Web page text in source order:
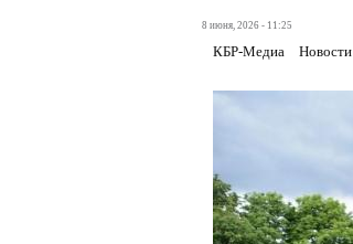
8 июня, 2026 - 11:25
КБР-Медиа Новости